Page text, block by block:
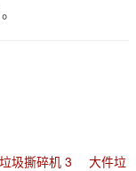
圾撕碎机 3
大件垃